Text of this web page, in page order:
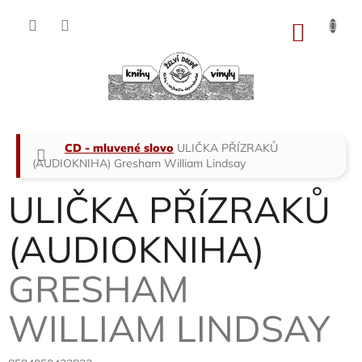
Domů
CD - mluvené slovo ULIČKA PŘÍZRAKŮ
(AUDIOKNIHA) Gresham William Lindsay
ULIČKA PŘÍZRAKŮ
(AUDIOKNIHA)
GRESHAM
WILLIAM LINDSAY